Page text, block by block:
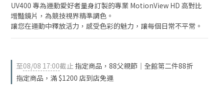
UV400 專為運動愛好者量身訂製的專業 MotionView HD 高對比
增豔鏡片，為競技視界精準調色。
讓您在運動中釋放活力，感受色彩的魅力，讓每個日常不平常。
至08/08 17:00截止 指定商品，88父親節｜全館第二件88折
指定商品，滿 $1200 店到店免運